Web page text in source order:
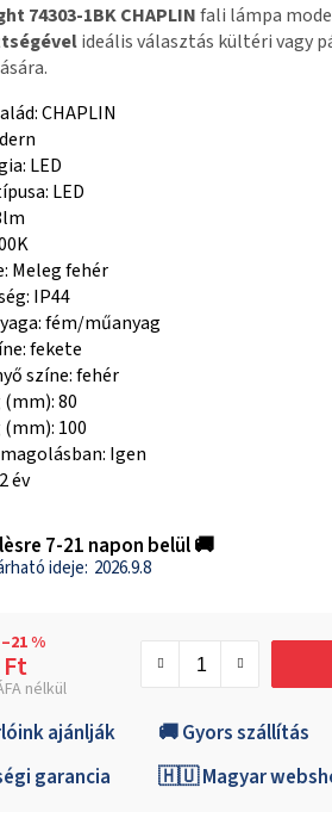
74303-1BK CHAPLINfali lámpa
ideális választás kültéri vagy
CHAPLIN
LED
LED
Meleg fehér
IP44
fém/műanyag
fekete
színe: fehér
(mm): 80
(mm): 100
Igen
év
7-21 napon belül 🚚
2026.9.8
–21 %
nélkül
ajánlják
🚚 Gyors szállítás
garancia 🇭🇺 Magyar